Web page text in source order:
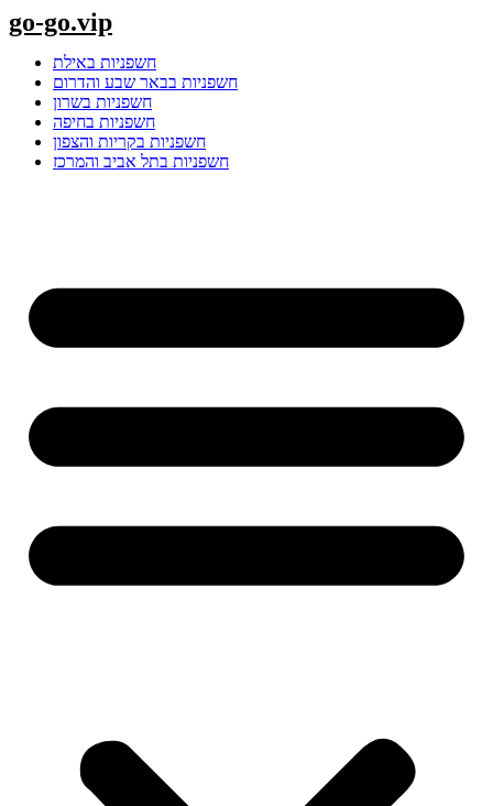
Skip
to
content
go-go.vip
חשפניות באילת
חשפניות בבאר שבע והדרום
חשפניות בשרון
חשפניות בחיפה
חשפניות בקריות והצפון
חשפניות בתל אביב והמרכז